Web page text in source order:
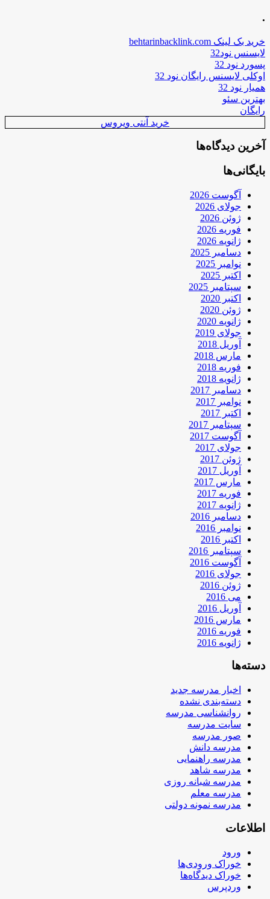
.
خرید بک لینک behtarinbacklink.com
لایسنس نود32
پسورد نود 32
اوکلی لایسنس رایگان نود 32
همیار نود 32
بهترین سئو
رایگان
خرید آنتی ویروس
آخرین دیدگاه‌ها
بایگانی‌ها
آگوست 2026
جولای 2026
ژوئن 2026
فوریه 2026
ژانویه 2026
دسامبر 2025
نوامبر 2025
اکتبر 2025
سپتامبر 2025
اکتبر 2020
ژوئن 2020
ژانویه 2020
جولای 2019
آوریل 2018
مارس 2018
فوریه 2018
ژانویه 2018
دسامبر 2017
نوامبر 2017
اکتبر 2017
سپتامبر 2017
آگوست 2017
جولای 2017
ژوئن 2017
آوریل 2017
مارس 2017
فوریه 2017
ژانویه 2017
دسامبر 2016
نوامبر 2016
اکتبر 2016
سپتامبر 2016
آگوست 2016
جولای 2016
ژوئن 2016
می 2016
آوریل 2016
مارس 2016
فوریه 2016
ژانویه 2016
دسته‌ها
اخبار مدرسه جدید
دسته‌بندی نشده
روانشناسی مدرسه
سایت مدرسه
صور مدرسه
مدرسه دانش
مدرسه راهنمایی
مدرسه شاهد
مدرسه شبانه روزی
مدرسه معلم
مدرسه نمونه دولتی
اطلاعات
ورود
خوراک ورودی‌ها
خوراک دیدگاه‌ها
وردپرس